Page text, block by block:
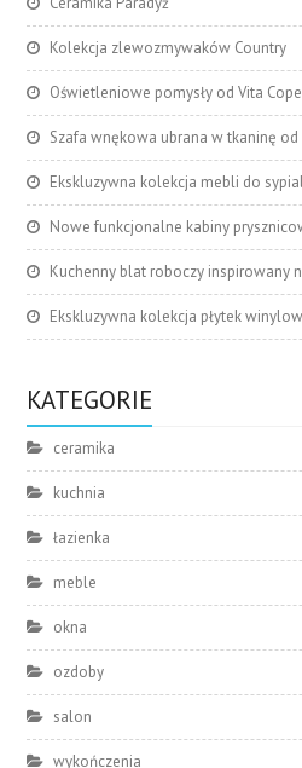
Kolekcja zlewozmywaków Country
Oświetleniowe pomysły od Vita
Szafa wnękowa ubrana w tkaninę od
Ekskluzywna kolekcja mebli do
Nowe funkcjonalne kabiny
Kuchenny blat roboczy inspirowany
Ekskluzywna kolekcja płytek
KATEGORIE
ceramika
kuchnia
łazienka
meble
okna
ozdoby
salon
wykończenia